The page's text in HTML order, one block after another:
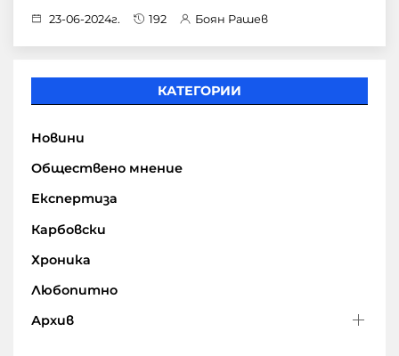
23-06-2024г. 192 Боян Рашев
КАТЕГОРИИ
Новини
Обществено мнение
Експертиза
Карбовски
Хроника
Любопитно
Архив